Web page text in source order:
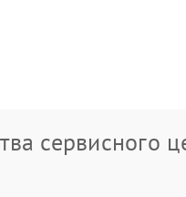
сервисного